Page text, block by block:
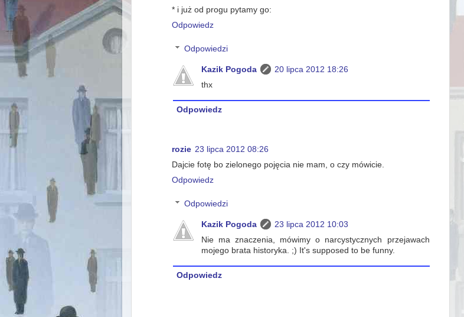
* i już od progu pytamy go:
Odpowiedz
Odpowiedzi
Kazik Pogoda
20 lipca 2012 18:26
thx
Odpowiedz
rozie 23 lipca 2012 08:26
Dajcie fotę bo zielonego pojęcia nie mam, o czy mówicie.
Odpowiedz
Odpowiedzi
Kazik Pogoda
23 lipca 2012 10:03
Nie ma znaczenia, mówimy o narcystycznych przejawach
mojego brata historyka. ;) It's supposed to be funny.
Odpowiedz